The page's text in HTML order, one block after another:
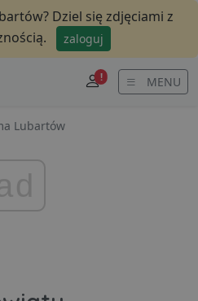
Dziel się zdjęciami z
zaloguj
! MENU
Lubartów